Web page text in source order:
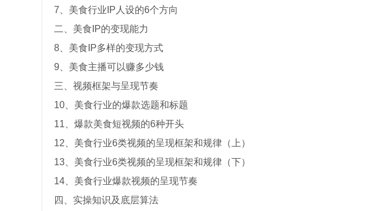
7、美食行业IP人设的6个方向
二、美食IP的变现能力
8、美食IP多样的变现方式
9、美食主播可以赚多少钱
三、视频框架与呈现节奏
10、美食行业的爆款选题和标题
11、爆款美食短视频的6种开头
12、美食行业6类视频的呈现框架和规律（上）
13、美食行业6类视频的呈现框架和规律（下）
14、美食行业爆款视频的呈现节奏
四、实操知识及底层算法